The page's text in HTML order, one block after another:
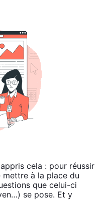
cela : pour réus­sir
à la place du
que celui-ci
se pose. Et y